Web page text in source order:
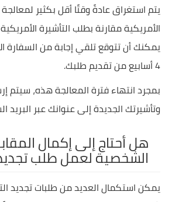
يتم استغراق عادةً وقتًا أقل بكثير لمعالجة
الأمريكية مقارنة بطلب التأشيرة
4 أسابيع من تقديم طلبك.
بمجرد انتهاء فترة المعالجة هذه، سيتم
وتأشيرتك الجديدة إلى عنوانك عبر البريد
هل أحتاج إلى إكمال
الشخصية لعمل طلب
يمكن استكمال العديد من طلبات تجديد